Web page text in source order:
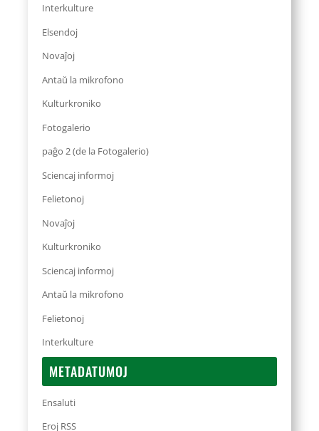
Interkulture
Elsendoj
Novaĵoj
Antaŭ la mikrofono
Kulturkroniko
Fotogalerio
paĝo 2 (de la Fotogalerio)
Sciencaj informoj
Felietonoj
Novaĵoj
Kulturkroniko
Sciencaj informoj
Antaŭ la mikrofono
Felietonoj
Interkulture
METADATUMOJ
Ensaluti
Eroj RSS